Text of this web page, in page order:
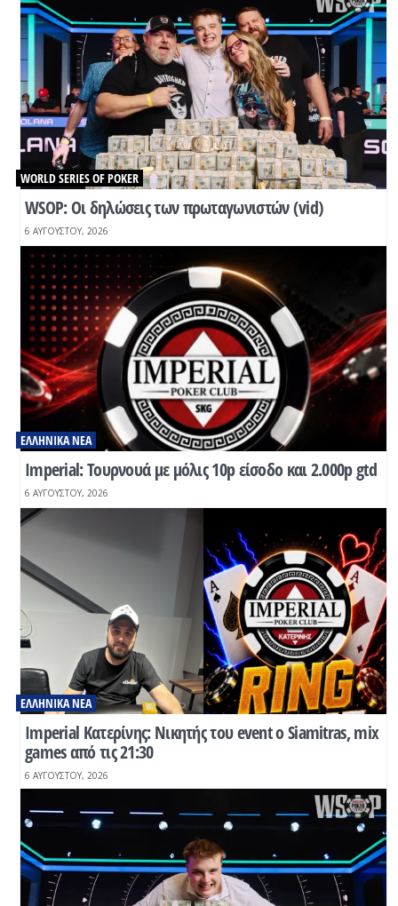
WSOP: Οι δηλώσεις των πρωταγωνιστών (vid)
WORLD SERIES OF POKER
6 ΑΥΓΟΎΣΤΟΥ, 2026
Ιmperial: Τουρνουά με μόλις 10p είσοδο και 2.000p gtd
ΕΛΛΗΝΙΚΆ ΝΈΑ
6 ΑΥΓΟΎΣΤΟΥ, 2026
Imperial Κατερίνης: Νικητής του event o Siamitras, mix
games από τις 21:30
ΕΛΛΗΝΙΚΆ ΝΈΑ
6 ΑΥΓΟΎΣΤΟΥ, 2026